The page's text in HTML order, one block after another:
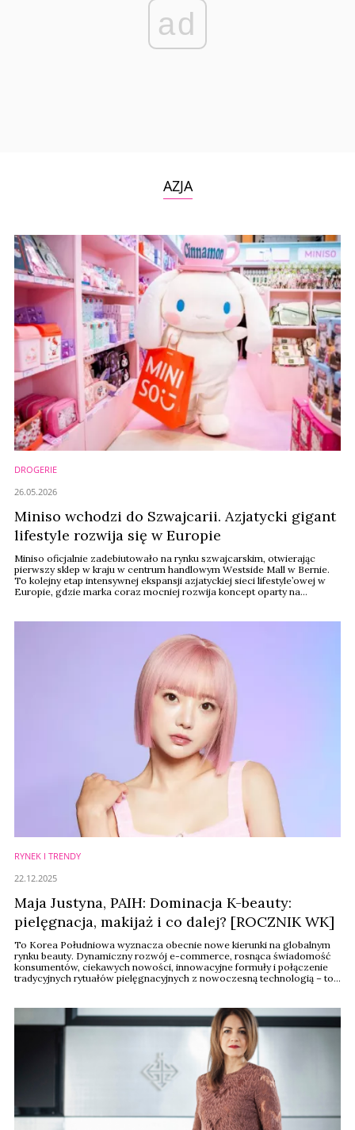
ad
AZJA
DROGERIE
Miniso wchodzi do Szwajcarii. Azjatycki gigant
lifestyle rozwija się w Europie
Miniso oficjalnie zadebiutowało na rynku szwajcarskim, otwierając
pierwszy sklep w kraju w centrum handlowym Westside Mall w Bernie.
To kolejny etap intensywnej ekspansji azjatyckiej sieci lifestyle’owej w
Europie, gdzie marka coraz mocniej rozwija koncept oparty na
26.05.2026
RYNEK I TRENDY
Maja Justyna, PAIH: Dominacja K-beauty:
pielęgnacja, makijaż i co dalej? [ROCZNIK WK]
To Korea Południowa wyznacza obecnie nowe kierunki na globalnym
rynku beauty. Dynamiczny rozwój e-commerce, rosnąca świadomość
konsumentów, ciekawych nowości, innowacyjne formuły i połączenie
tradycyjnych rytuałów pielęgnacyjnych z nowoczesną technologią – to
z Azji czekają ...
22.12.2025